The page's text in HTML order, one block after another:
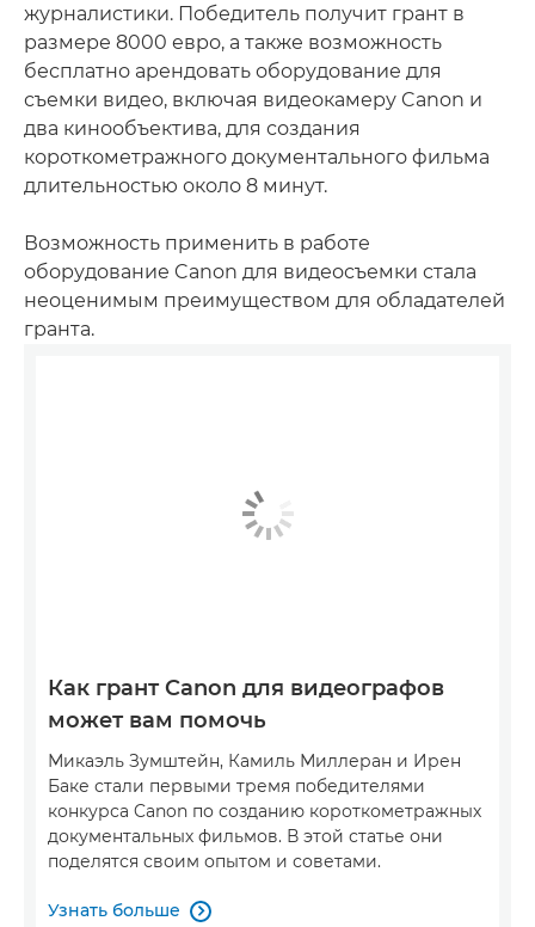
журналистики. Победитель получит грант в
размере 8000 евро, а также возможность
бесплатно арендовать оборудование для
съемки видео, включая видеокамеру Canon и
два кинообъектива, для создания
короткометражного документального фильма
длительностью около 8 минут.
Возможность применить в работе
оборудование Canon для видеосъемки стала
неоценимым преимуществом для обладателей
гранта.
Как грант Canon для видеографов
может вам помочь
Микаэль Зумштейн, Камиль Миллеран и Ирен
Баке стали первыми тремя победителями
конкурса Canon по созданию короткометражных
документальных фильмов. В этой статье они
поделятся своим опытом и советами.
Узнать больше 